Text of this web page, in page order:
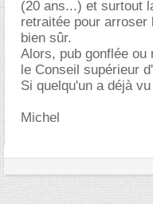
(20 ans...) et surtout
retraitée pour arroser
bien sûr.
Alors, pub gonflée
le Conseil supérieur
Si quelqu'un a déjà
Michel